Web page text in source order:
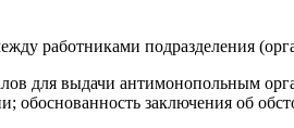
работниками подразделения
для выдачи антимонопольным
обоснованность заключения об